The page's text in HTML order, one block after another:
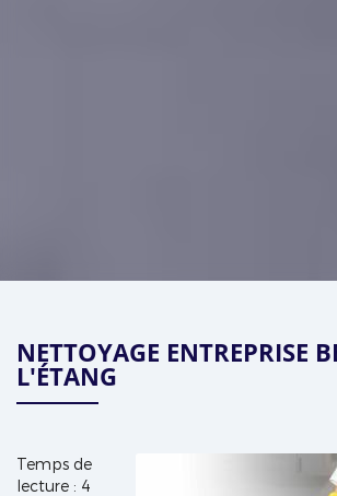
NETTOYAGE ENTREPRISE
L'ÉTANG
Temps de
lecture : 4